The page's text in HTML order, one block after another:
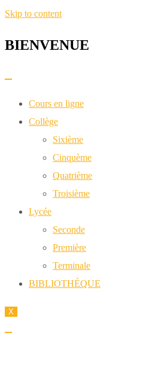
Skip to content
BIENVENUE​
Cours en ligne
Collège
Sixième
Cinquème
Quatrième
Troisième
Lycée
Seconde
Première
Terminale
BIBLIOTHÉQUE
X